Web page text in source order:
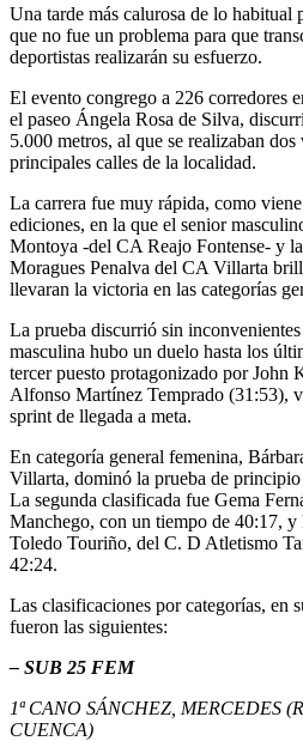
Una tarde más calurosa de lo habitual
que no fue un problema para que
deportistas realizarán su esfuerzo.
El evento congrego a 226 corredores
el paseo Ángela Rosa de Silva,
5.000 metros, al que se realizaban
principales calles de la localidad.
La carrera fue muy rápida, como
ediciones, en la que el senior
Montoya -del CA Reajo Fontense- y
Moragues Penalva del CA Villarta
llevaran la victoria en las categorías
La prueba discurrió sin
masculina hubo un duelo hasta los
tercer puesto protagonizado por
Alfonso Martínez Temprado (31:53),
sprint de llegada a meta.
En categoría general femenina,
Villarta, dominó la prueba de
La segunda clasificada fue Gema
Manchego, con un tiempo de 40:17, y
Toledo Touriño, del C. D Atletismo
42:24.
Las clasificaciones por categorías, en
fueron las siguientes:
– SUB 25 FEM
1ª CANO SÁNCHEZ, MERCEDES
CUENCA)